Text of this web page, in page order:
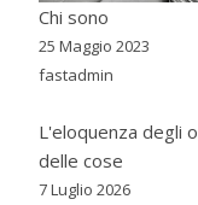
Chi sono
25 Maggio 2023
fastadmin
L'eloquenza degli
delle cose
7 Luglio 2026